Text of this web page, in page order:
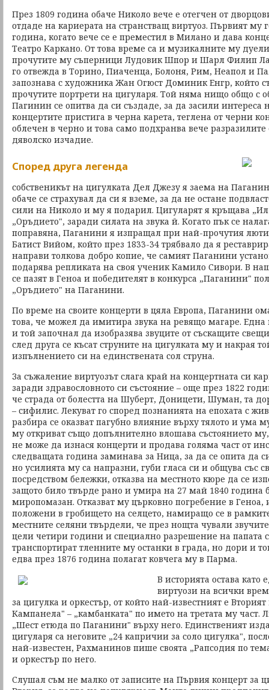
През 1809 година обаче Николо вече е отегчен от
отдаде на кариерата на странстващ виртуоз. Първият му
година, когато вече се е преместил в Милано и дава
Театро Каркано. От това време са и музикалните му
прочутите му съперници Лудовик Шпор и Шарл Филип
го отвежда в Торино, Пиаченца, Болоня, Рим, Неапол и
запознава с художника Жан Огюст Доминик Енгр, който
прочутите портрети на цигуларя. Той няма нищо общо с
Пагинин се опитва да си създаде, за да засили интереса
концертите пристига в черна карета, теглена от черни
облечен в черно и това само подхранва вече разразилите
дяволско изчадие.
Според друга легенда
собственикът на цигулката Дел Джезу я заема на
обаче се страхувал да си я вземе, за да не остане
сили на Николо и му я подарил. Цигуларят я кръщава
„Оръдието", заради силата на звука й. Когато пък се
поправяна, Паганини я изпращал при най-прочутия
Батист Вийом, който през 1833-34 трябвало да я
направи толкова добро копие, че самият Паганини
подарява репликата на своя ученик Камило Сивори. В
се пазят в Геноа и победителят в конкурса „Паганини"
„Оръдието" на Паганини.
По време на своите концерти в цяла Европа, Паганини
това, че можел да имитира звука на ревящо магаре.
и той започнал да изобразява звуците от съскащите
след друга се късат струните на цигулката му и накрая
изпълнението си на единствената сол струна.
За съжаление виртуозът слага край на концертната си
заради здравословното си състояние – още през 1822
че страда от болестта на Шуберт, Доницети, Шуман, та
– сифилис. Лекуват го според познанията на епохата с
разбира се оказват пагубно влияние върху тялото и ума
му откриват също допълнително влошава състоянието
не може да изнася концерти и продава голяма част от
следващата година заминава за Ница, за да се опита да
но усилията му са напразни, губи гласа си и общува със
посредством бележки, отказва на местното кюре да се
защото било твърде рано и умира на 27 май 1840 година
миропомазан. Отказват му църковно погребение в Геноа,
положени в гробището на селцето, намиращо се в
местните селяни твърдели, че през нощта чували
цели четири години и специално разрешение на папата
транспортират тленните му останки в града, но дори и
едва през 1876 година полагат ковчега му в Парма.
В историята остава като
виртуози на всички
за цигулка и оркестър, от който най-известният е
Кампанела" – „камбанката" по името на третата му част.
„Шест етюда по Паганини" върху него. Единственият
цигуларя са неговите „24 капричии за соло цигулка",
най-известен, Рахманинов пише своята „Рапсодия по
и оркестър по него.
Слушал съм не малко от записите на Първия концерт за